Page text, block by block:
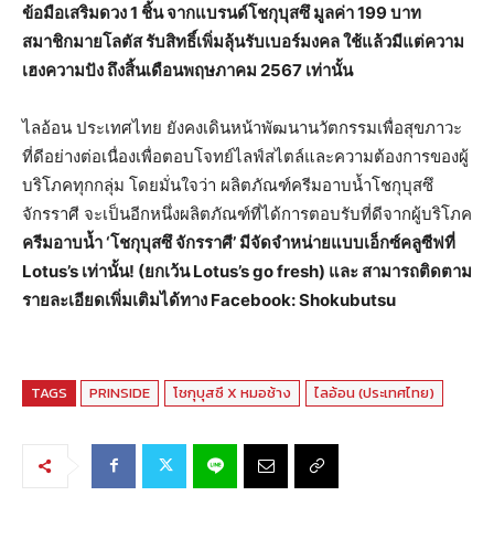
ข้อมือเสริมดวง 1 ชิ้น จากแบรนด์โชกุบุสซึ มูลค่า 199 บาท
สมาชิกมายโลตัส รับสิทธิ์เพิ่มลุ้นรับเบอร์มงคล ใช้แล้วมีแต่ความ
เฮงความปัง ถึงสิ้นเดือนพฤษภาคม 2567 เท่านั้น
ไลอ้อน ประเทศไทย ยังคงเดินหน้าพัฒนานวัตกรรมเพื่อสุขภาวะ
ที่ดีอย่างต่อเนื่องเพื่อตอบโจทย์ไลฟ์สไตล์และความต้องการของผู้
บริโภคทุกกลุ่ม โดยมั่นใจว่า ผลิตภัณฑ์ครีมอาบน้ำโชกุบุสซึ
จักรราศี จะเป็นอีกหนึ่งผลิตภัณฑ์ที่ได้การตอบรับที่ดีจากผู้บริโภค
ครีมอาบน้ำ ‘โชกุบุสซึ จักรราศี’ มีจัดจำหน่ายแบบเอ็กซ์คลูซีฟที่
Lotus’s เท่านั้น! (ยกเว้นLotus’s go fresh) และ สามารถติดตาม
รายละเอียดเพิ่มเติมได้ทาง Facebook: Shokubutsu
TAGS PRINSIDE โชกุบุสซึ X หมอช้าง ไลอ้อน (ประเทศไทย)